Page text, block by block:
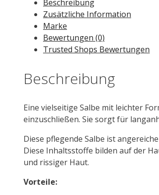
Tube
Menge
Beschreibung
Zusätzliche Information
Marke
Bewertungen (0)
Trusted Shops Bewertungen
Beschreibung
Eine vielseitige Salbe mit leichter
einzuschließen. Sie sorgt für
Diese pflegende Salbe ist
Diese Inhaltsstoffe bilden auf der
und rissiger Haut.
Vorteile: